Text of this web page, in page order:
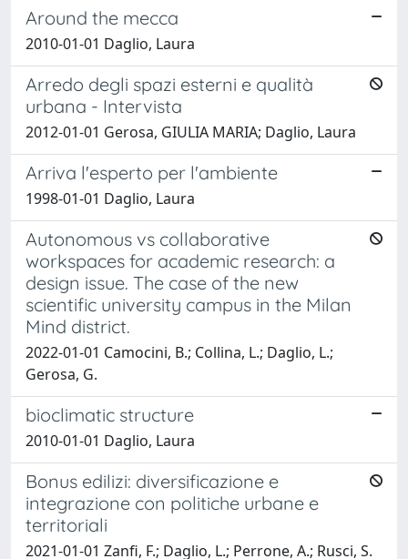
Around the mecca
2010-01-01 Daglio, Laura
Arredo degli spazi esterni e qualità
urbana - Intervista
2012-01-01 Gerosa, GIULIA MARIA; Daglio, Laura
Arriva l'esperto per l'ambiente
1998-01-01 Daglio, Laura
Autonomous vs collaborative
workspaces for academic research: a
design issue. The case of the new
scientific university campus in the Milan
Mind district.
2022-01-01 Camocini, B.; Collina, L.; Daglio, L.;
Gerosa, G.
bioclimatic structure
2010-01-01 Daglio, Laura
Bonus edilizi: diversificazione e
integrazione con politiche urbane e
territoriali
2021-01-01 Zanfi, F.; Daglio, L.; Perrone, A.; Rusci, S.